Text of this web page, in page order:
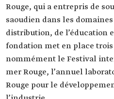
Rouge, qui a entrepris de
saoudien dans les
distribution, de l’éducation
fondation met en place
nommément le Festival
mer Rouge, l’annuel
Rouge pour le